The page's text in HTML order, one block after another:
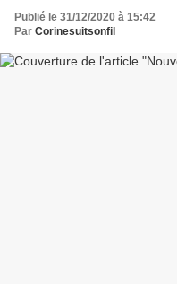
Publié le 31/12/2020 à 15:42
Par Corinesuitsonfil